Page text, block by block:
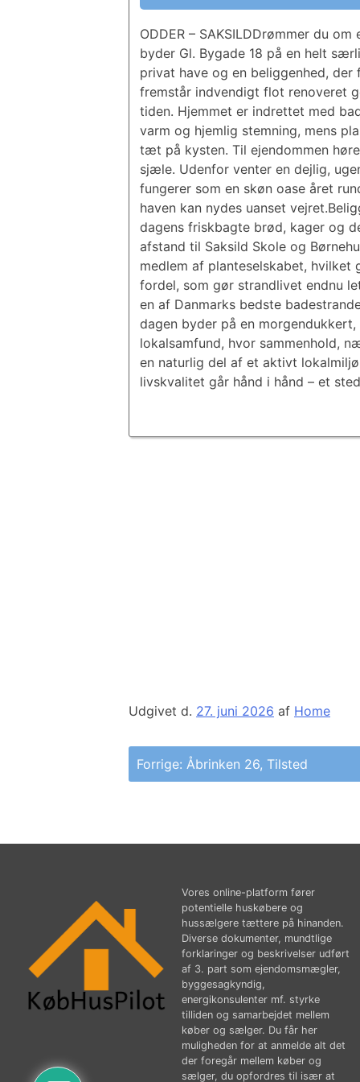
ODDER – SAKSILDDrømmer du
byder Gl. Bygade 18 på en helt
privat have og en beliggenhed,
fremstår indvendigt flot renoveret
tiden. Hjemmet er indrettet med
varm og hjemlig stemning, mens
tæt på kysten. Til ejendommen
sjæle. Udenfor venter en dejlig,
fungerer som en skøn oase året
haven kan nydes uanset
dagens friskbagte brød, kager og
afstand til Saksild Skole og
medlem af planteselskabet,
fordel, som gør strandlivet endnu
en af Danmarks bedste
dagen byder på en
lokalsamfund, hvor sammenhold,
en naturlig del af et aktivt
livskvalitet går hånd i hånd – et
Udgivet d. 27. juni 2026 af Home
Indlægsnavigation
Forrige: Åbrinken 26, Tilsted
Vores online-platform fører
potentielle huskøbere og
hussælgere tættere på hinanden.
Diverse dokumenter, mundtlige
forklaringer og beskrivelser udført
af 3. part som ejendomsmægler,
byggesagkyndig,
energikonsulenter mf. styrke
tilliden og samarbejdet mellem
køber og sælger. Du får her
muligheden for at anmelde alt det
der foregår mellem køber og
sælger, du opfordres til især at